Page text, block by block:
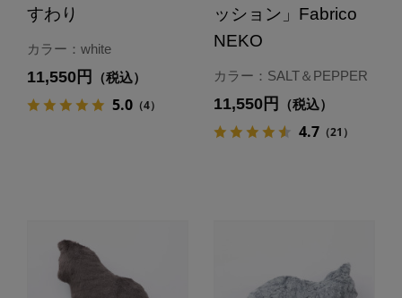
すわり
カラー：white
11,550円 （税込）
5.0（4）
ッション」Fabrico
NEKO
カラー：SALT＆PEPPER
11,550円 （税込）
4.7（21）